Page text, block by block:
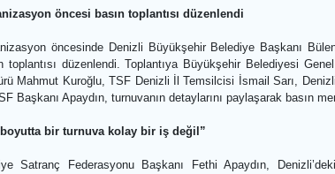
imzalanan protokol çerçevesinde, Denizli Gençlik ve
Uluslararası Pamukkale Açık Satranç Turnuvası, 13-19
Organizasyon öncesi basın toplantısı düzenlendi
Organizasyon öncesinde Denizli Büyükşehir Belediye
basın toplantısı düzenlendi. Toplantıya Büyükşehir
Müdürü Mahmut Kuroğlu, TSF Denizli İl Temsilcisi
ve TSF Başkanı Apaydın, turnuvanın detaylarını